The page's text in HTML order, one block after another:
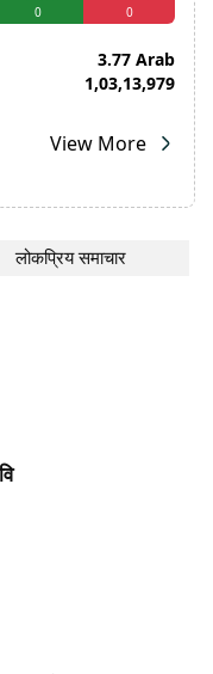
लोकप्रिय समाचार